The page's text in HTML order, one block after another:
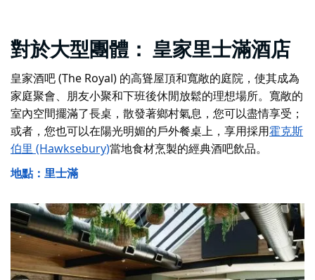
對於大型團體： 皇家里士滿酒店
皇家酒吧 (The Royal) 的高聳屋頂和寬敞的庭院，使其成為
家庭聚會、朋友小聚和下班後休閒放鬆的理想場所。寬敞的
室內空間擺滿了長桌，散發著鄉村氣息，您可以盡情享受；
或者，您也可以在陽光明媚的戶外餐桌上，享用採用霍克斯
伯里 (Hawksebury)當地食材烹製的經典酒吧飲品。
地點：里士滿